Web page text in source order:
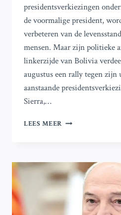
presidentsverkiezingen
de voormalige president,
verbeteren van de
mensen. Maar zijn politieke
linkerzijde van Bolivia
augustus een rally tegen
aanstaande
Sierra,…
LEES MEER ZAL
HOOP
VAN
DE
LINKERZIJDE